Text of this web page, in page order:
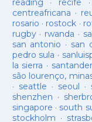
reading · recife ·
centreafricana ·
rosario · rostock ·
rugby· rwanda ·
san antonio · san
pedro sula ·
la sierra · santander
são lourenço,
· seattle · seoul ·
shenzhen ·
singapore · south
stockholm ·